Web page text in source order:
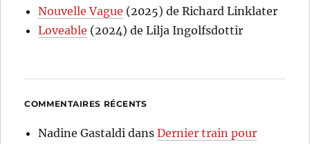
Nouvelle Vague (2025) de Richard Linklater
Loveable (2024) de Lilja Ingolfsdottir
COMMENTAIRES RÉCENTS
Nadine Gastaldi dansDernier train pour